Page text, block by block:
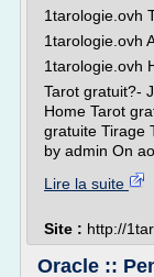
1tarologie.ovh
1tarologie.ovh
1tarologie.ovh
Tarot gratuit?-
Home Tarot
gratuite Tirage
by admin On
Lire la suite
Site : http://
Oracle ::